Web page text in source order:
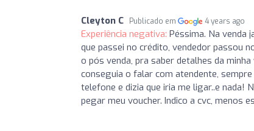
Cleyton C Publicado em 4 years ago
Experiência negativa: Péssima. Na venda
que passei no crédito, vendedor passou
o pós venda, pra saber detalhes da
conseguia o falar com atendente,
telefone e dizia que iria me ligar..e nada!
pegar meu voucher. Indico a cvc, menos